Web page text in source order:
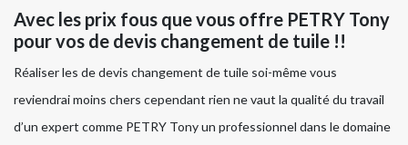
Avec les prix fous que vous offre PETRY Tony
pour vos de devis changement de tuile !!
Réaliser les de devis changement de tuile soi-même vous
reviendrai moins chers cependant rien ne vaut la qualité du travail
d’un expert comme PETRY Tony un professionnel dans le domaine